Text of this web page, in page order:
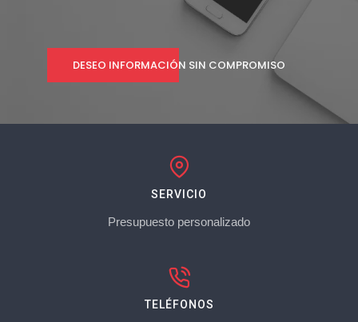
DESEO INFORMACIÓN SIN COMPROMISO
SERVICIO
Presupuesto personalizado
TELÉFONOS